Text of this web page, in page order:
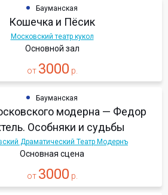
Бауманская
Кошечка и Пёсик
Московский театр кукол
Основной зал
от 3000 р.
Бауманская
модерна — Федор
Особняки и судьбы
Драматический Театр Модернъ
Основная сцена
от 3000 р.